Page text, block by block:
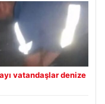
vatandaşlar denize